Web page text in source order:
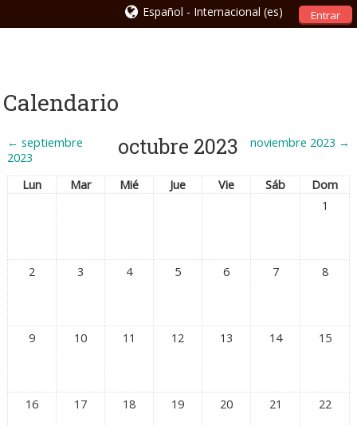
Entrar
Español - Internacional ‎(es)‎
Calendario
← septiembre
2023
octubre 2023 noviembre 2023 →
Lun Mar Mié Jue Vie Sáb
Dom
1
2 3 4 5 6 7 8
9 10 11 12 13 14 15
16 17 18 19 20 21 22